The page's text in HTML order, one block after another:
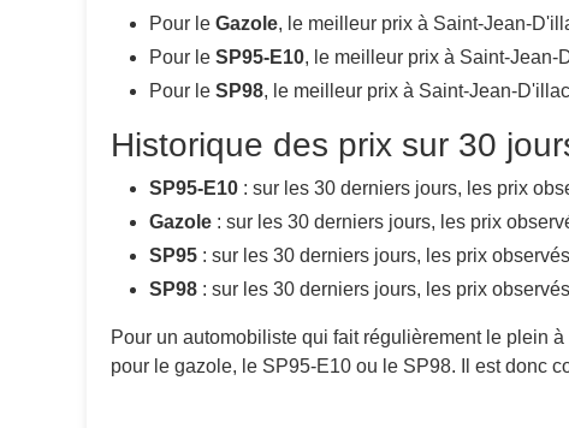
Pour le Gazole, le meilleur prix à Saint-Jean-
Pour le SP95-E10, le meilleur prix à Saint-Jean-
Pour le SP98, le meilleur prix à Saint-Jean-
Historique des prix sur 30
SP95-E10 : sur les 30 derniers jours, les prix
Gazole : sur les 30 derniers jours, les prix
SP95 : sur les 30 derniers jours, les prix
SP98 : sur les 30 derniers jours, les prix
Pour un automobiliste qui fait régulièrement le plein
pour le gazole, le SP95-E10 ou le SP98. Il est donc